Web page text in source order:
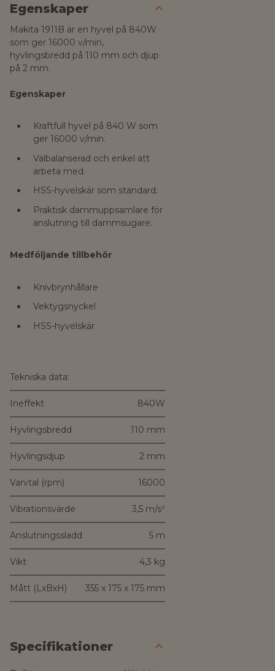
Egenskaper
Makita 1911B är en hyvel på 840W
som ger 16000 v/min,
hyvlingsbredd på 110 mm och djup
på 2 mm.
Egenskaper
Kraftfull hyvel på 840 W som
ger 16000 v/min.
Välbalanserad och enkel att
arbeta med.
HSS-hyvelskär som standard.
Praktisk dammuppsamlare för
anslutning till dammsugare.
Medföljande tillbehör
Knivbrynhållare
Vektygsnyckel
HSS-hyvelskär
Tekniska data:
Ineffekt 840W
Hyvlingsbredd 110 mm
Hyvlingsdjup 2 mm
Varvtal (rpm) 16000
Vibrationsvärde 3,5 m/s²
Anslutningssladd 5 m
Vikt 4,3 kg
Mått (LxBxH) 355 x 175 x 175 mm
Specifikationer